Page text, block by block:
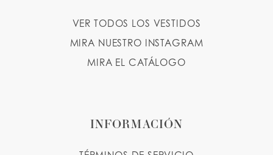
VER TODOS LOS VESTIDOS
MIRA NUESTRO INSTAGRAM
MIRA EL CATÁLOGO
INFORMACIÓN